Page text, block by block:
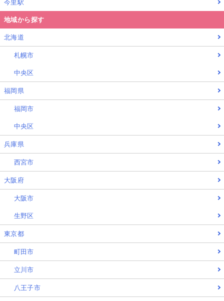
今里駅
地域から探す
北海道
札幌市
中央区
福岡県
福岡市
中央区
兵庫県
西宮市
大阪府
大阪市
生野区
東京都
町田市
立川市
八王子市